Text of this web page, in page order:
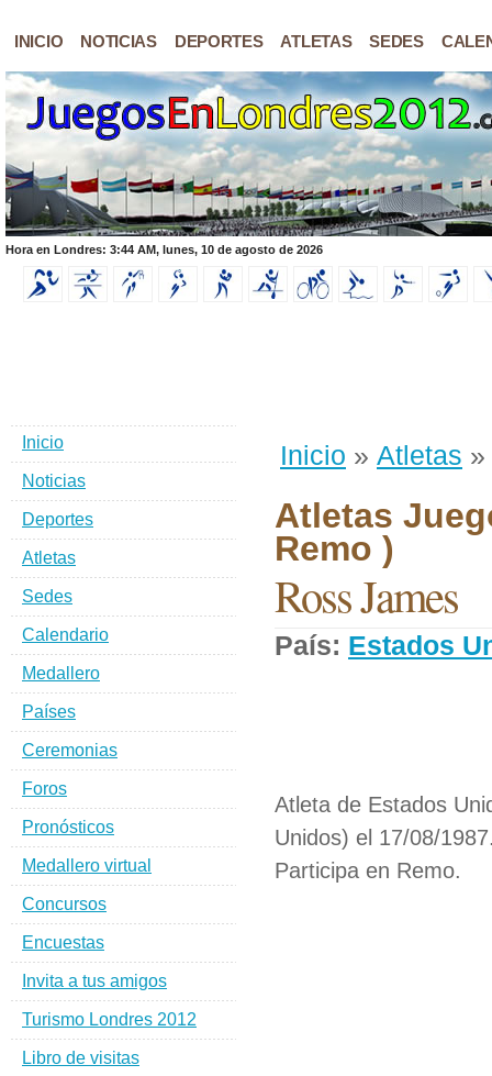
INICIO NOTICIAS DEPORTES ATLETAS SEDES
Hora en Londres: 3:44 AM, lunes, 10 de agosto de 2026
Inicio » Atletas »
Atletas
Remo )
Ross James
País: Estados
Atleta de Estados
Unidos) el 17/08/
Participa en Remo.
Inicio
Noticias
Deportes
Atletas
Sedes
Calendario
Medallero
Países
Ceremonias
Foros
Pronósticos
Medallero virtual
Concursos
Encuestas
Invita a tus amigos
Turismo Londres 2012
Libro de visitas